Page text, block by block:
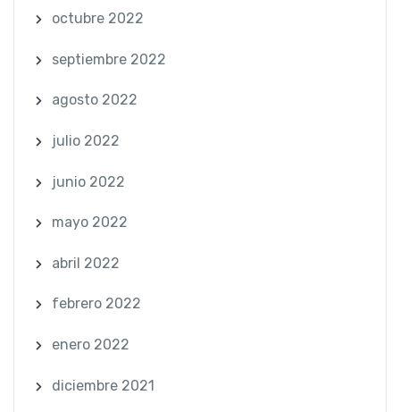
octubre 2022
septiembre 2022
agosto 2022
julio 2022
junio 2022
mayo 2022
abril 2022
febrero 2022
enero 2022
diciembre 2021